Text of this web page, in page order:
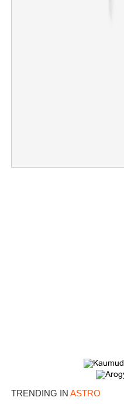
TRENDING IN ASTRO